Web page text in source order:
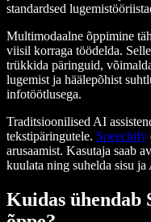
standardsed
Multimodaalne õppimine
viisil korraga töödelda.
trükkida päringuid,
lugemist ja häälepõhist
infotöötlusega.
Traditsioonilised AI
tekstipäringutele. Speechify
arusaamist. Kasutaja saab
kuulata ning suhelda sisu ja
Kuidas ühendab